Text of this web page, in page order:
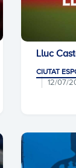
Lluc
CIUTAT
12/07/